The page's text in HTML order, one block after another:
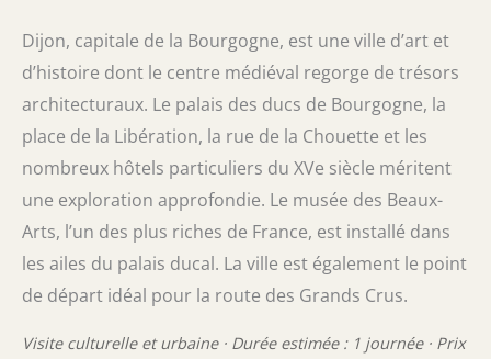
Dijon, capitale de la Bourgogne, est une ville d’art et
d’histoire dont le centre médiéval regorge de trésors
architecturaux. Le palais des ducs de Bourgogne, la
place de la Libération, la rue de la Chouette et les
nombreux hôtels particuliers du XVe siècle méritent
une exploration approfondie. Le musée des Beaux-
Arts, l’un des plus riches de France, est installé dans
les ailes du palais ducal. La ville est également le point
de départ idéal pour la route des Grands Crus.
Visite culturelle et urbaine · Durée estimée : 1 journée · Prix